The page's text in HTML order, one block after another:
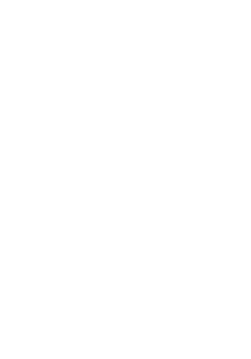
og holder disse
du ikke gør det, er vi
eller afslutte din
komme i kontakt med
dine tjenester. Din
bruges af
hvis det er tilladt
eller SV's) tjenester,
tredjeparter til
overdrage eller